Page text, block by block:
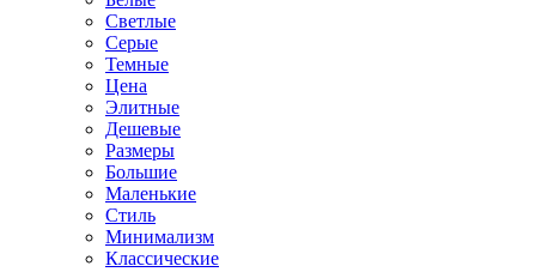
Светлые
Серые
Темные
Цена
Элитные
Дешевые
Размеры
Большие
Маленькие
Стиль
Минимализм
Классические